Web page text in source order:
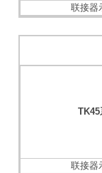
联接器
TK45
联接器